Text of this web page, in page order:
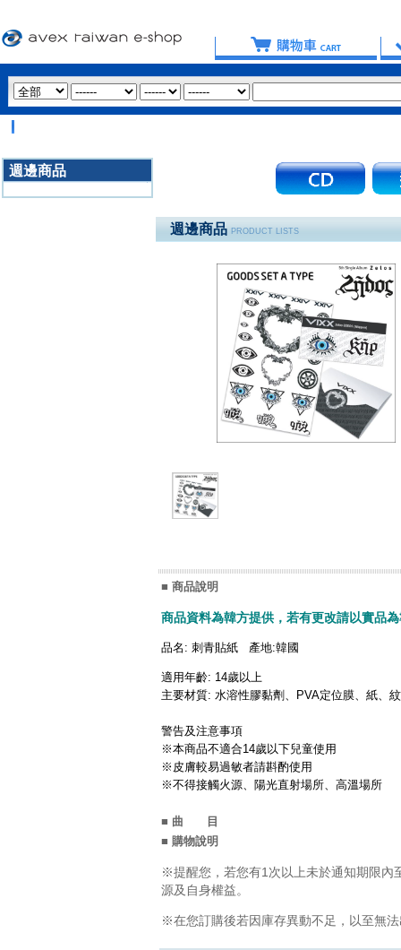
週邊商品
週邊商品 PRODUCT LISTS
■ 商品說明
商品資料為韓方提供，若有更改請以實品
品名: 刺青貼紙 產地:韓國
適用年齡: 14歲以上
主要材質: 水溶性膠黏劑、PVA定位膜、紙、
警告及注意事項
※本商品不適合14歲以下兒童使用
※皮膚較易過敏者請斟酌使用
※不得接觸火源、陽光直射場所、高溫場所
■ 曲 目
■ 購物說明
※提醒您，若您有1次以上未於通知期限內
源及自身權益。
※在您訂購後若因庫存異動不足，以至無